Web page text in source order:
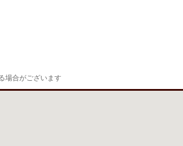
場合がございます